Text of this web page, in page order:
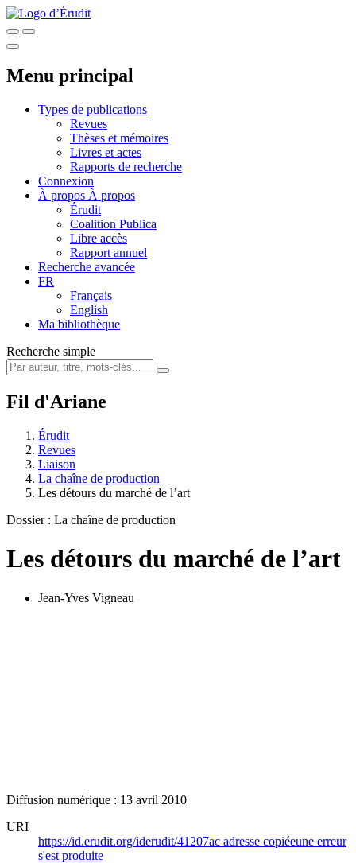
Menu principal
Types de publications
Revues
Thèses et mémoires
Livres et actes
Rapports de recherche
Connexion
À propos À propos
Érudit
Coalition Publica
Libre accès
Rapport annuel
Recherche avancée
FR
Français
English
Ma bibliothèque
Recherche simple
Fil d'Ariane
Érudit
Revues
Liaison
La chaîne de production
Les détours du marché de l’art
Dossier : La chaîne de production
Les détours du marché de l’art
Jean-Yves Vigneau
Diffusion numérique : 13 avril 2010
URI
https://id.erudit.org/iderudit/41207ac adresse copiéeune erreur
s'est produite